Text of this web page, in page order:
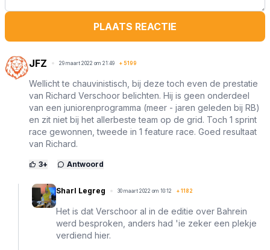
PLAATS REACTIE
JFZ 29 maart 2022 om 21:49 + 5199
Wellicht te chauvinistisch, bij deze toch even de prestatie
van Richard Verschoor belichten. Hij is geen onderdeel
van een juniorenprogramma (meer - jaren geleden bij RB)
en zit niet bij het allerbeste team op de grid. Toch 1 sprint
race gewonnen, tweede in 1 feature race. Goed resultaat
van Richard.
3+ Antwoord
Sharl Legreg 30 maart 2022 om 10:12 + 1182
Het is dat Verschoor al in de editie over Bahrein
werd besproken, anders had 'ie zeker een plekje
verdiend hier.